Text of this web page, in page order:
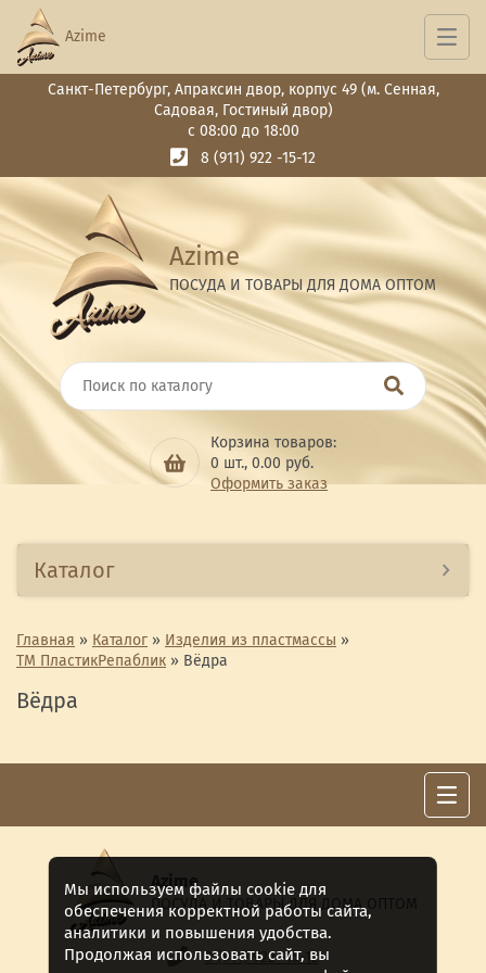
Санкт-Петербург, Апраксин двор, корпус 49 (м. Сенная,
Садовая, Гостиный двор)
с 08:00 до 18:00
8 (911) 922 -15-12
Azime
ПОСУДА И ТОВАРЫ ДЛЯ ДОМА ОПТОМ
Корзина товаров:
0 шт., 0.00 руб.
Оформить заказ
Azime
Каталог
Главная » Каталог » Изделия из пластмассы »
ТМ ПластикРепаблик » Вёдра
Вёдра
Azime
ПОСУДА И ТОВАРЫ ДЛЯ ДОМА ОПТОМ
8 (911) 922 -15-12
Мы используем файлы cookie для
обеспечения корректной работы сайта,
аналитики и повышения удобства.
Продолжая использовать сайт, вы